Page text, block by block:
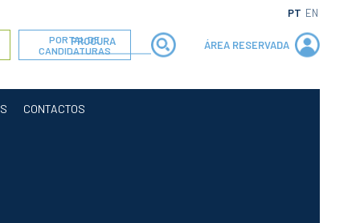
ÁREA RESERVADA
PORTAL DE
CANDIDATURAS
PT EN
CONTACTOS